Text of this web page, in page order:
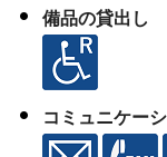
備品の貸出し
コミュニケー